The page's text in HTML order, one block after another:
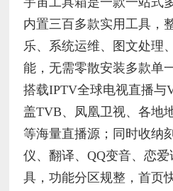
内置三百多款实用工具，
乐、系统运维、图文处理
能，无需零散安装多款单
搭载IPTV全球电视直播与
盖TVB、凤凰卫视、各地
等海量直播源；同时收纳
仪、翻译、QQ变音、恋
具，功能分区规整，首页